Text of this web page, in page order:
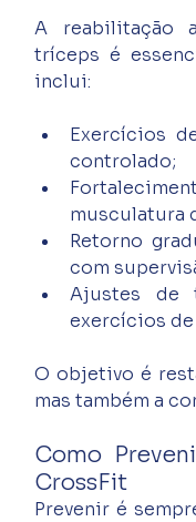
A reabilitação
tríceps é
inclui:
Exercícios
controlado;
musculatura
Retorno
com
Ajustes de
exercícios de
O objetivo é
mas também a
Como
CrossFit
Prevenir é